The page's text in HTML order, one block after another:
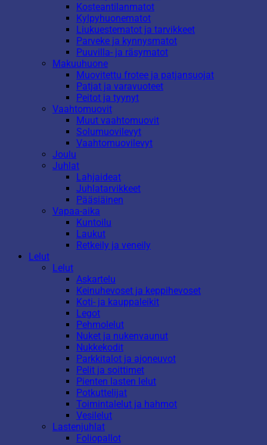
Kosteantilanmatot
Kylpyhuonematot
Liukuestematot ja tarvikkeet
Parveke ja kynnysmatot
Puuvilla- ja räsymatot
Makuuhuone
Muovitettu frotee ja patjansuojat
Patjat ja varavuoteet
Peitot ja tyynyt
Vaahtomuovit
Muut vaahtomuovit
Solumuovilevyt
Vaahtomuovilevyt
Joulu
Juhlat
Lahjaideat
Juhlatarvikkeet
Pääsiäinen
Vapaa-aika
Kuntoilu
Laukut
Retkeily ja veneily
Lelut
Lelut
Askartelu
Keinuhevoset ja keppihevoset
Koti- ja kauppaleikit
Legot
Pehmolelut
Nuket ja nukenvaunut
Nukkekodit
Parkkitalot ja ajoneuvot
Pelit ja soittimet
Pienten lasten lelut
Potkuttelijat
Toimintalelut ja hahmot
Vesilelut
Lastenjuhlat
Foliopallot